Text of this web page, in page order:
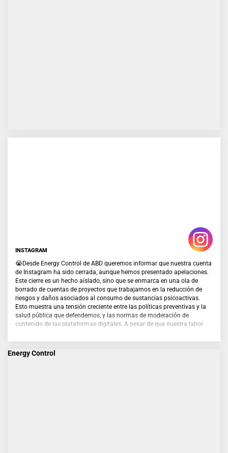
INSTAGRAM
😭Desde Energy Control de ABD queremos informar que nuestra cuenta
de Instagram ha sido cerrada, aunque hemos presentado apelaciones.
Este cierre es un hecho aislado, sino que se enmarca en una ola de
borrado de cuentas de proyectos que trabajamos en la reducción de
riesgos y daños asociados al consumo de sustancias psicoactivas.
Esto muestra una tensión creciente entre las políticas preventivas y la
salud pública que defendemos, y las normas de moderación de
contenido de las plataformas digitales. A pesar de que nuestra labor
reconocimiento de administraciones públicas, otros proyectos y la
comunidad internacional, los algoritmos y decisiones unilaterales de
estas plataformas están provocando censura en contenidos
Energy Control